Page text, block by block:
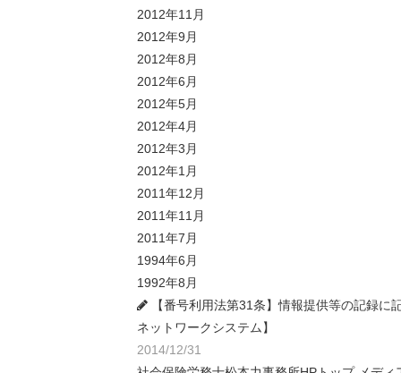
2012年11月
2012年9月
2012年8月
2012年6月
2012年5月
2012年4月
2012年3月
2012年1月
2011年12月
2011年11月
2011年7月
1994年6月
1992年8月
【番号利用法第31条】情報提供等の記録
ネットワークシステム】
2014/12/31